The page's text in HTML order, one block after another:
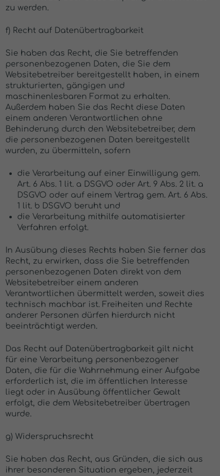
zu werden.
f) Recht auf Datenübertragbarkeit
Sie haben das Recht, die Sie betreffenden
personenbezogenen Daten, die Sie dem
Websitebetreiber bereitgestellt haben, in einem
strukturierten, gängigen und
maschinenlesbaren Format zu erhalten.
Außerdem haben Sie das Recht diese Daten
einem anderen Verantwortlichen ohne
Behinderung durch den Websitebetreiber, dem
die personenbezogenen Daten bereitgestellt
wurden, zu übermitteln, sofern
die Verarbeitung auf einer Einwilligung gem.
Art. 6 Abs. 1 lit. a DSGVO oder Art. 9 Abs. 2 lit. a
DSGVO oder auf einem Vertrag gem. Art. 6 Abs.
1 lit. b DSGVO beruht und
die Verarbeitung mithilfe automatisierter
Verfahren erfolgt.
In Ausübung dieses Rechts haben Sie ferner das
Recht, zu erwirken, dass die Sie betreffenden
personenbezogenen Daten direkt von dem
Websitebetreiber einem anderen
Verantwortlichen übermittelt werden, soweit dies
technisch machbar ist. Freiheiten und Rechte
anderer Personen dürfen hierdurch nicht
beeinträchtigt werden.
Das Recht auf Datenübertragbarkeit gilt nicht
für eine Verarbeitung personenbezogener
Daten, die für die Wahrnehmung einer Aufgabe
erforderlich ist, die im öffentlichen Interesse
liegt oder in Ausübung öffentlicher Gewalt
erfolgt, die dem Websitebetreiber übertragen
wurde.
g) Widerspruchsrecht
Sie haben das Recht, aus Gründen, die sich aus
ihrer besonderen Situation ergeben, jederzeit